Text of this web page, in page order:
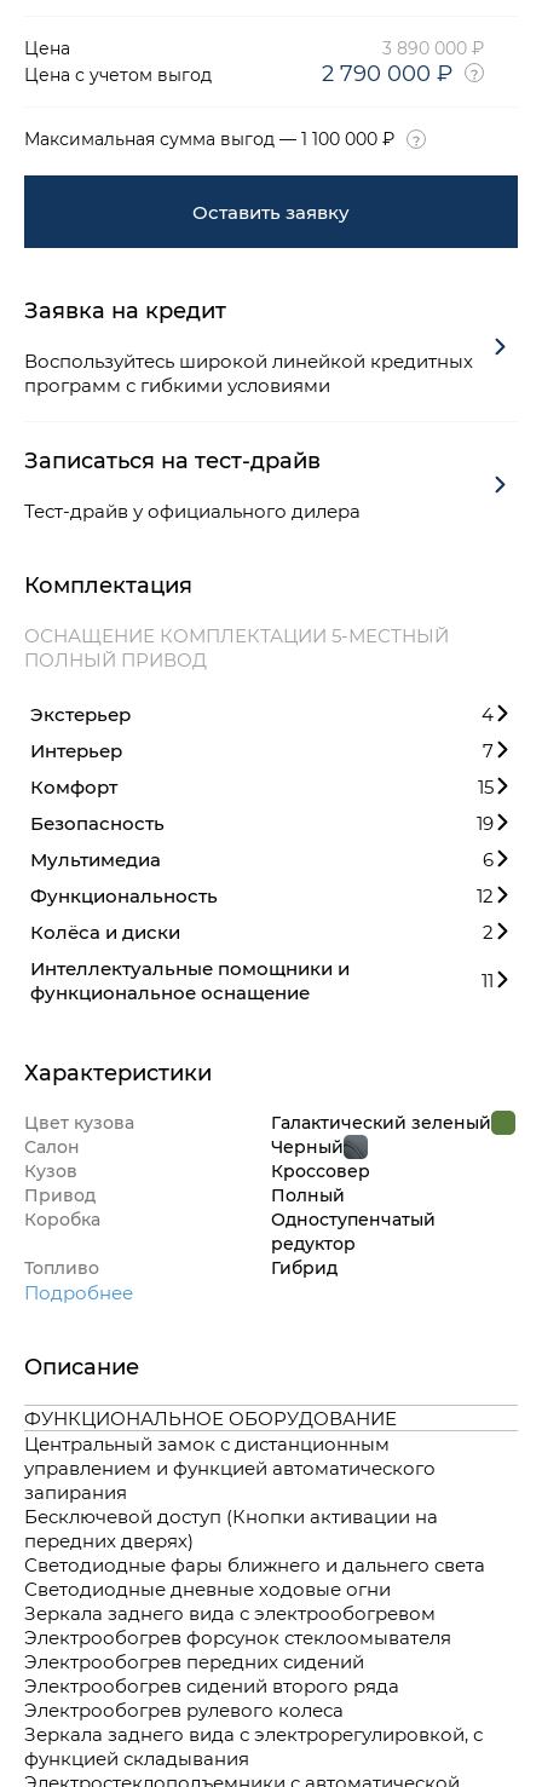
Цена
3 890 000 ₽
Цена с учетом выгод
2 790 000 ₽
Максимальная сумма выгод — 1 100 000 ₽
Оставить заявку
Заявка на кредит
Воспользуйтесь широкой линейкой кредитных
программ с гибкими условиями
Записаться на тест-драйв
Тест-драйв у официального дилера
Комплектация
ОСНАЩЕНИЕ КОМПЛЕКТАЦИИ 5-МЕСТНЫЙ
ПОЛНЫЙ ПРИВОД
Экстерьер
4
Интерьер
7
Комфорт
15
Безопасность
19
Мультимедиа
6
Функциональность
12
Колёса и диски
2
Интеллектуальные помощники и
функциональное оснащение
11
Характеристики
Цвет кузова
Галактический зеленый
Салон
Черный
Кузов
Кроссовер
Привод
Полный
Коробка
Одноступенчатый
редуктор
Топливо
Гибрид
Подробнее
Описание
ФУНКЦИОНАЛЬНОЕ ОБОРУДОВАНИЕ
Центральный замок с дистанционным
управлением и функцией автоматического
запирания
Бесключевой доступ (Кнопки активации на
передних дверях)
Светодиодные фары ближнего и дальнего света
Светодиодные дневные ходовые огни
Зеркала заднего вида с электрообогревом
Электрообогрев форсунок стеклоомывателя
Электрообогрев передних сидений
Электрообогрев сидений второго ряда
Электрообогрев рулевого колеса
Зеркала заднего вида с электрорегулировкой, с
функцией складывания
Электростеклоподъемники с автоматической